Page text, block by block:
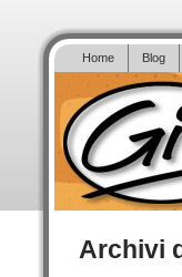
Home Blog
Archivi